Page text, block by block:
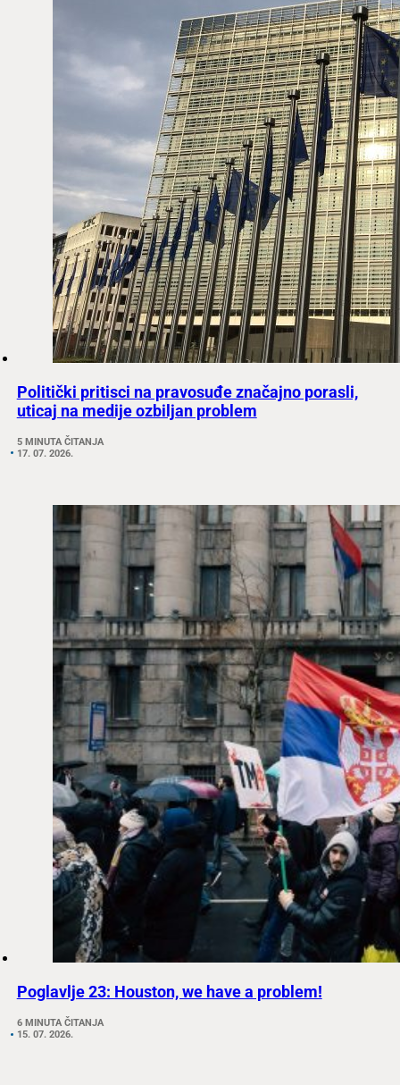
Politički pritisci na pravosuđe značajno porasli,
uticaj na medije ozbiljan problem
5 MINUTA ČITANJA
17. 07. 2026.
Poglavlje 23: Houston, we have a problem!
6 MINUTA ČITANJA
15. 07. 2026.